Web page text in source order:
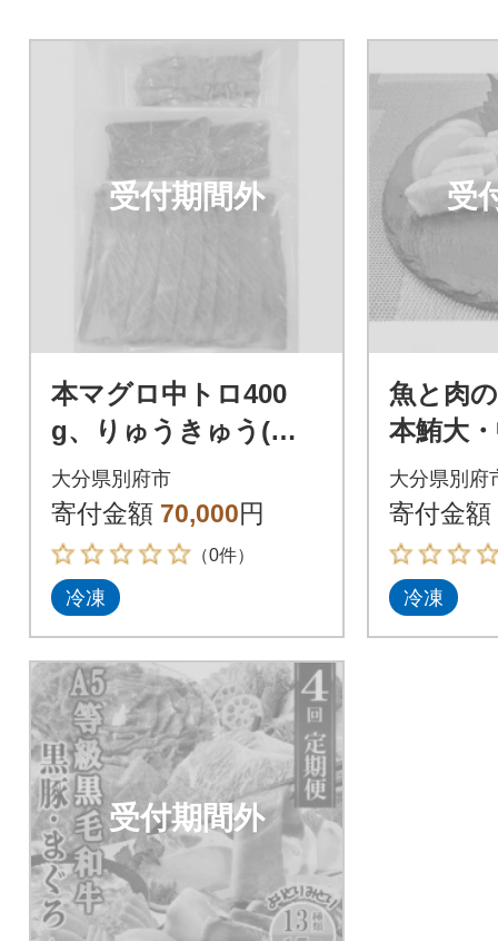
受付期間外
本マグロ中トロ400
g、りゅうきゅう(漬
け)マグロ・鯛各5人
前、豊後牛食くらべセ
ット3品
大分県別府市
寄付金額 70,000円
（0件）
冷凍
受
魚と肉
本鮪大
料理り
け)、「
牛」セ
大分県別府
寄付金額
冷凍
受付期間外